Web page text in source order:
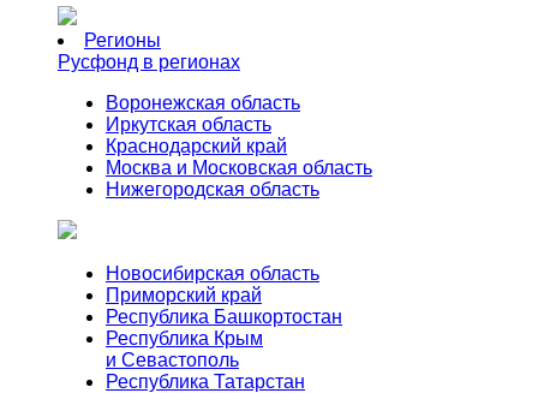
Регионы
Русфонд в регионах
Воронежская область
Иркутская область
Краснодарский край
Москва и Московская область
Нижегородская область
Новосибирская область
Приморский край
Республика Башкортостан
Республика Крым
и Севастополь
Республика Татарстан